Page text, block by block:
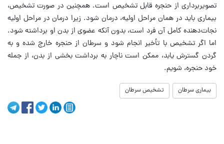
تصویربرداری از حنجره قابل تشخیص است. همچنین در صورت تشخیص،
بیماری باید در همان مراحل اولیه، درمان شود. زیرا درمان در مراحل اولیه
نجات‌دهنده کامل آن فرد است، بدون آنکه عضوی از بدن او برداشته شود.
اما اگر تشخیص با تأخیر انجام شود و سرطان از حنجره خارج شده و به
گردن گسترش یابد، ممکن است ناچار به برداشت بخشی از بدن، از جمله
خود حنجره، شویم.
بیماری سرطان تشخیص سرطان